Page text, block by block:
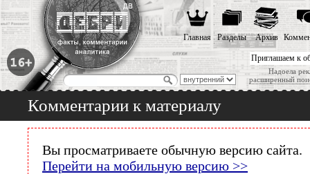
Приглашаем к
Надоела
расширенный
Главная Разделы Архив
Комментарии к материалу
Вы просматриваете обычную версию сайта.
Перейти на мобильную версию >>